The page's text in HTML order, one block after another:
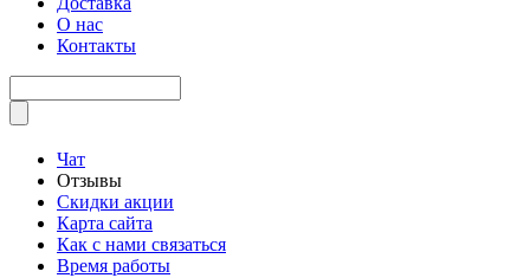
О нас
Контакты
Чат
Отзывы
Скидки акции
Карта сайта
Как с нами связаться
Время работы